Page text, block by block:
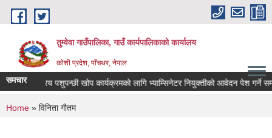
Skip to main content
तुम्वेवा गाउँपालिका, गाउँ कार्यपालिकाको कार्यालय
काेशी प्रदेश, पाँचथर, नेपाल
समचारराष्ट्रिय पशुपन्छी खोप कार्यक्रमकाे लागि भ्याम्सिनेटर नियुक्तीको आवेदन पेश गर्ने
You are here
Home » विनिता गाैतम